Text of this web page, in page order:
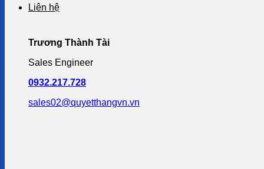
Liên hệ
Trương Thành Tài
Sales Engineer
0932.217.728
sales02@quyetthangvn.vn